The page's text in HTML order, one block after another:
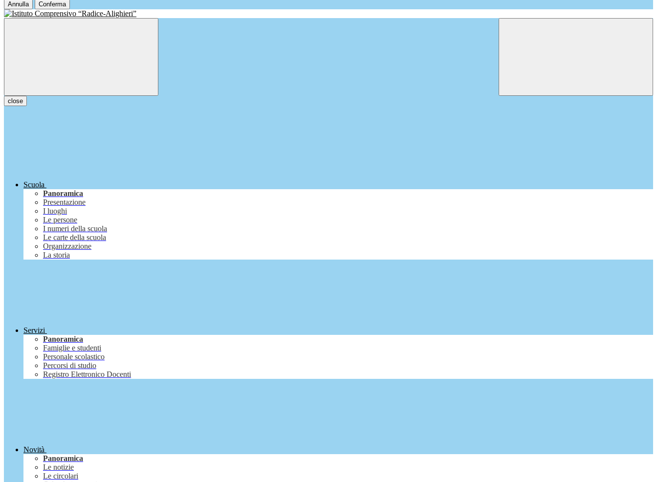
Annulla Conferma
close
Scuola
Panoramica
Presentazione
I luoghi
Le persone
I numeri della scuola
Le carte della scuola
Organizzazione
La storia
Servizi
Panoramica
Famiglie e studenti
Personale scolastico
Percorsi di studio
Registro Elettronico Docenti
Novità
Panoramica
Le notizie
Le circolari